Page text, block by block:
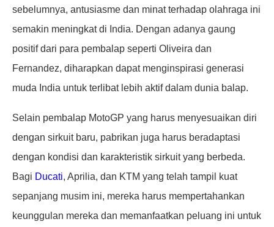
sebelumnya, antusiasme dan minat terhadap olahraga ini
semakin meningkat di India. Dengan adanya gaung
positif dari para pembalap seperti Oliveira dan
Fernandez, diharapkan dapat menginspirasi generasi
muda India untuk terlibat lebih aktif dalam dunia balap.
Selain pembalap MotoGP yang harus menyesuaikan diri
dengan sirkuit baru, pabrikan juga harus beradaptasi
dengan kondisi dan karakteristik sirkuit yang berbeda.
Bagi Ducati, Aprilia, dan KTM yang telah tampil kuat
sepanjang musim ini, mereka harus mempertahankan
keunggulan mereka dan memanfaatkan peluang ini untuk